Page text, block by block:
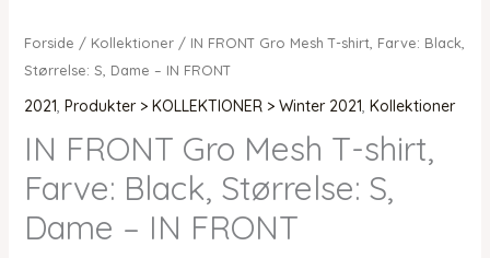
Forside / Kollektioner/ IN FRONT Gro Mesh T-shirt, Farve: Black,
Størrelse: S, Dame – IN FRONT
2021, Produkter > KOLLEKTIONER > Winter 2021, Kollektioner
IN FRONT Gro Mesh T-shirt,
Farve: Black, Størrelse: S,
Dame – IN FRONT